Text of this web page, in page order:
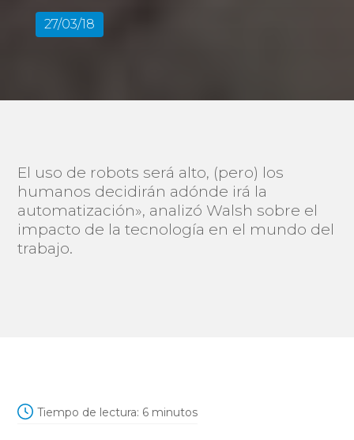
27/03/18
El uso de robots será alto, (pero) los
humanos decidirán adónde irá la
automatización», analizó Walsh sobre el
impacto de la tecnología en el mundo del
trabajo.
Tiempo de lectura: 6 minutos